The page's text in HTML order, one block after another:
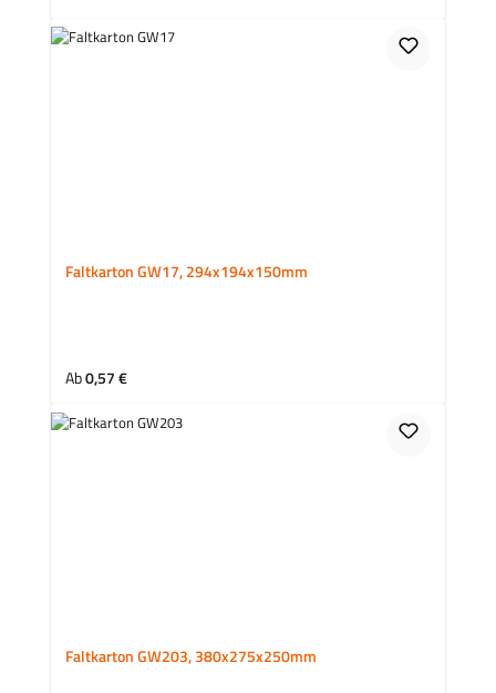
Faltkarton GW17, 294x194x150mm
Regulärer Preis:
Ab0,57 €
Faltkarton GW203, 380x275x250mm